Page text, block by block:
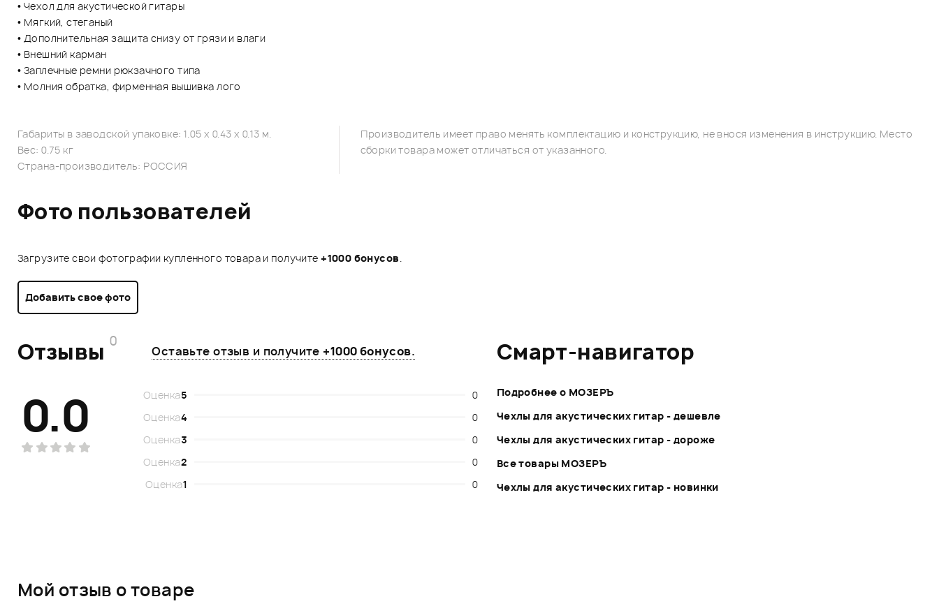
• Чехол для акустической гитары
• Мягкий, стеганый
• Дополнительная защита снизу от грязи и влаги
• Внешний карман
• Заплечные ремни рюкзачного типа
• Молния обратка, фирменная вышивка лого
Габариты в заводской упаковке: 1.05 x 0.43 x 0.13 м.
Вес: 0.75 кг
Страна-производитель: РОССИЯ
Производитель имеет право менять комплектацию и конструкцию, не внося изменения в инструкцию. Место
сборки товара может отличаться от указанного.
Фото пользователей
Загрузите свои фотографии купленного товара и получите+1000 бонусов.
Добавить свое фото
Отзывы 0
Оставьте отзыв и получите +1000 бонусов.
0.0 Оценка5
0
Оценка4
0
Оценка3
0
Оценка2
0
Оценка1 0
Смарт-навигатор
Подробнее о МОЗЕРЪ
Чехлы для акустических гитар - дешевле
Чехлы для акустических гитар - дороже
Все товары МОЗЕРЪ
Чехлы для акустических гитар - новинки
Мой отзыв о товаре